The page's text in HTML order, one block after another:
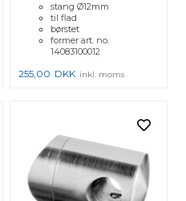
stang Ø12mm
til flad
børstet
former art. no.
14083100012
255,00 DKK inkl. moms